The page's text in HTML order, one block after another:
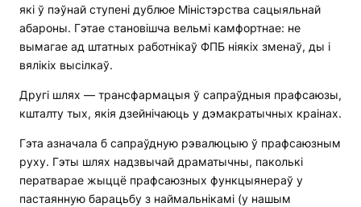
які ў пэўнай ступені дублюе Міністэрства сацыяльнай
абароны. Гэтае становішча вельмі камфортнае: не
вымагае ад штатных работнікаў ФПБ ніякіх зменаў, ды і
вялікіх высілкаў.
Другі шлях — трансфармацыя ў сапраўдныя прафсаюзы,
кшталту тых, якія дзейнічаюць у дэмакратычных краінах.
Гэта азначала б сапраўдную рэвалюцыю ў прафсаюзным
руху. Гэты шлях надзвычай драматычны, паколькі
ператварае жыццё прафсаюзных функцыянераў у
пастаянную барацьбу з наймальнікамі (у нашым